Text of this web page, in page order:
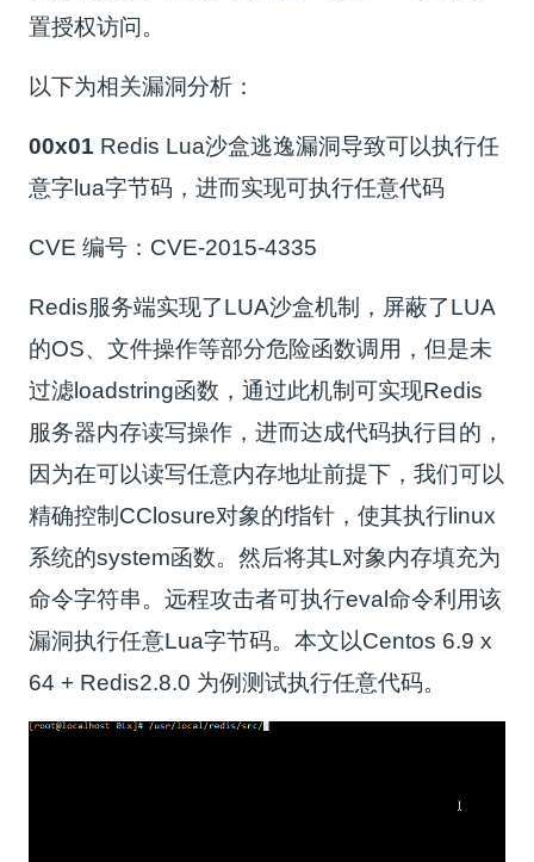
置授权访问。
以下为相关漏洞分析：
00x01 Redis Lua沙盒逃逸漏洞导致可以执行任
意字lua字节码，进而实现可执行任意代码
CVE 编号：CVE-2015-4335
Redis服务端实现了LUA沙盒机制，屏蔽了LUA
的OS、文件操作等部分危险函数调用，但是未
过滤loadstring函数，通过此机制可实现Redis
服务器内存读写操作，进而达成代码执行目的，
因为在可以读写任意内存地址前提下，我们可以
精确控制CClosure对象的f指针，使其执行linux
系统的system函数。然后将其L对象内存填充为
命令字符串。远程攻击者可执行eval命令利用该
漏洞执行任意Lua字节码。本文以Centos 6.9 x
64 + Redis2.8.0 为例测试执行任意代码。